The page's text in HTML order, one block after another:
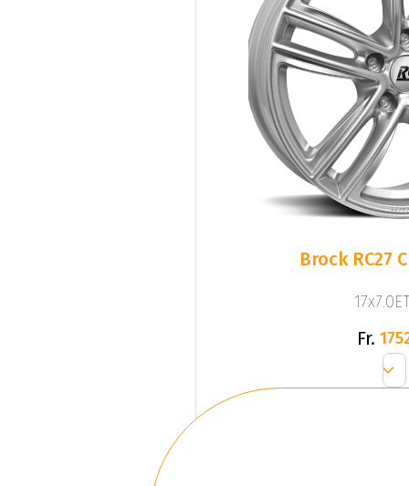
Brock RC27
Fr.